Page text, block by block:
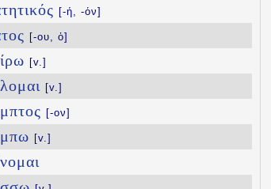
[-ή, -όν]
[-ου, ὁ]
[v.]
[v.]
[-ον]
[v.]